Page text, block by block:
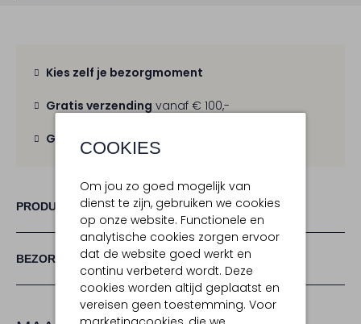
COOKIES
Om jou zo goed mogelijk van
dienst te zijn, gebruiken we cookies
op onze website. Functionele en
analytische cookies zorgen ervoor
dat de website goed werkt en
continu verbeterd wordt. Deze
cookies worden altijd geplaatst en
vereisen geen toestemming. Voor
Kies zelf je bezorgmoment
Gratis verzending vanaf € 100,-
Gratis retour binnen 30 dagen
PRODUCT INFORMATIE
BEZORGEN & RETOURNEREN